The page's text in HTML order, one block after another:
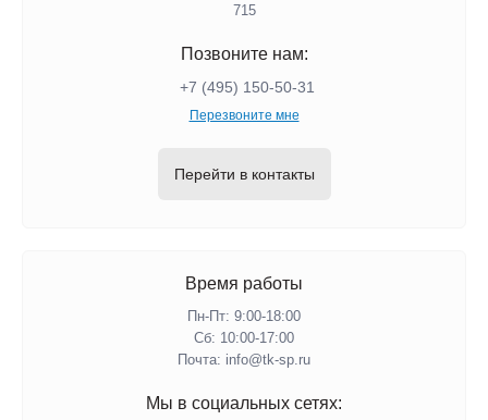
715
Позвоните нам:
+7 (495) 150-50-31
Перезвоните мне
Перейти в контакты
Время работы
Пн-Пт: 9:00-18:00
Сб: 10:00-17:00
Почта: info@tk-sp.ru
Мы в социальных сетях: